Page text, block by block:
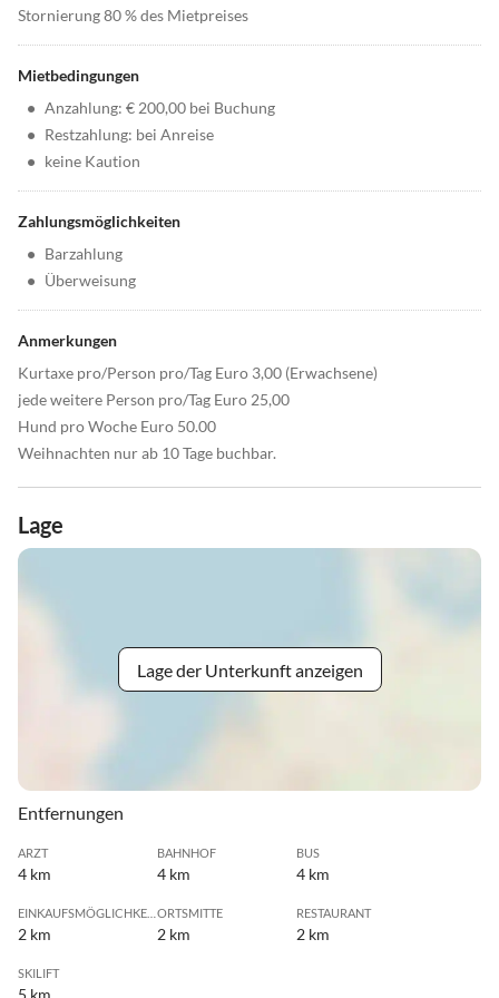
Stornierung 80 % des Mietpreises
Mietbedingungen
• Anzahlung: € 200,00 bei Buchung
• Restzahlung: bei Anreise
• keine Kaution
Zahlungsmöglichkeiten
• Barzahlung
• Überweisung
Anmerkungen
Kurtaxe pro/Person pro/Tag Euro 3,00 (Erwachsene)
jede weitere Person pro/Tag Euro 25,00
Hund pro Woche Euro 50.00
Weihnachten nur ab 10 Tage buchbar.
Lage
Lage der Unterkunft anzeigen
Entfernungen
ARZT
4 km
BAHNHOF
4 km
BUS
4 km
2 km
ORTSMITTE
2 km
RESTAURANT
2 km
SKILIFT